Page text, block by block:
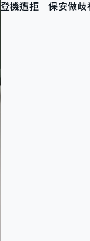
登機遭拒 保安做歧